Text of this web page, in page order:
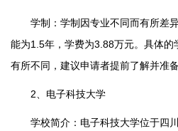
学制：学制因专业不同而有所差异
能为1.5年，学费为3.88万元。具体的
有所不同，建议申请者提前了解并准
2、电子科技大学
学校简介：电子科技大学位于四川